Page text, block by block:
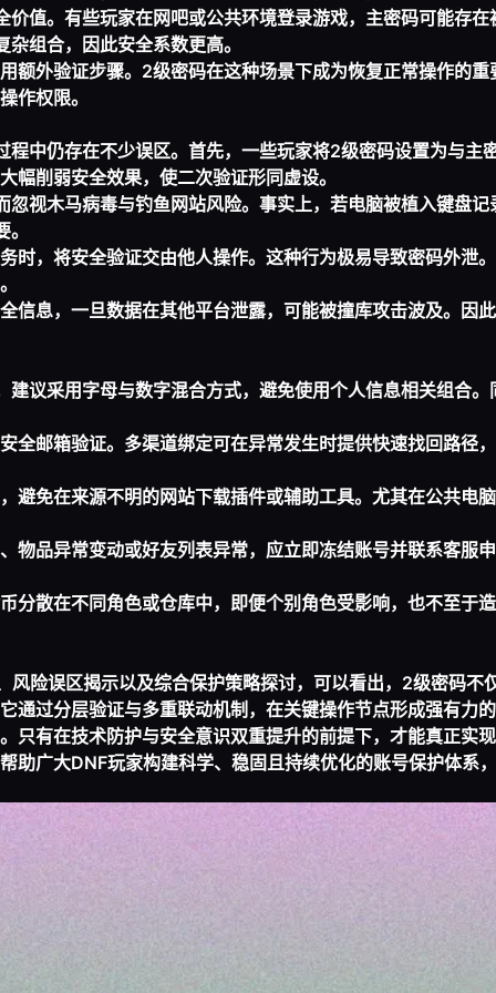
值。有些玩家在网吧或公共环境登录游戏，主密码可能存在
组合，因此安全系数更高。
额外验证步骤。2级密码在这种场景下成为恢复正常操作的重
作权限。
中仍存在不少误区。首先，一些玩家将2级密码设置为与主
幅削弱安全效果，使二次验证形同虚设。
视木马病毒与钓鱼网站风险。事实上，若电脑被植入键盘记
时，将安全验证交由他人操作。这种行为极易导致密码外泄
信息，一旦数据在其他平台泄露，可能被撞库攻击波及。因
议采用字母与数字混合方式，避免使用个人信息相关组合。
全邮箱验证。多渠道绑定可在异常发生时提供快速找回路径
避免在来源不明的网站下载插件或辅助工具。尤其在公共电
物品异常变动或好友列表异常，应立即冻结账号并联系客服
分散在不同角色或仓库中，即便个别角色受影响，也不至于
险误区揭示以及综合保护策略探讨，可以看出，2级密码不
通过分层验证与多重联动机制，在关键操作节点形成强有力
只有在技术防护与安全意识双重提升的前提下，才能真正实
助广大DNF玩家构建科学、稳固且持续优化的账号保护体系